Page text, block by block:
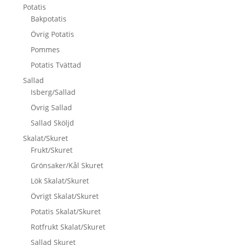
Potatis
Bakpotatis
Övrig Potatis
Pommes
Potatis Tvättad
Sallad
Isberg/Sallad
Övrig Sallad
Sallad Sköljd
Skalat/Skuret
Frukt/Skuret
Grönsaker/Kål Skuret
Lök Skalat/Skuret
Övrigt Skalat/Skuret
Potatis Skalat/Skuret
Rotfrukt Skalat/Skuret
Sallad Skuret